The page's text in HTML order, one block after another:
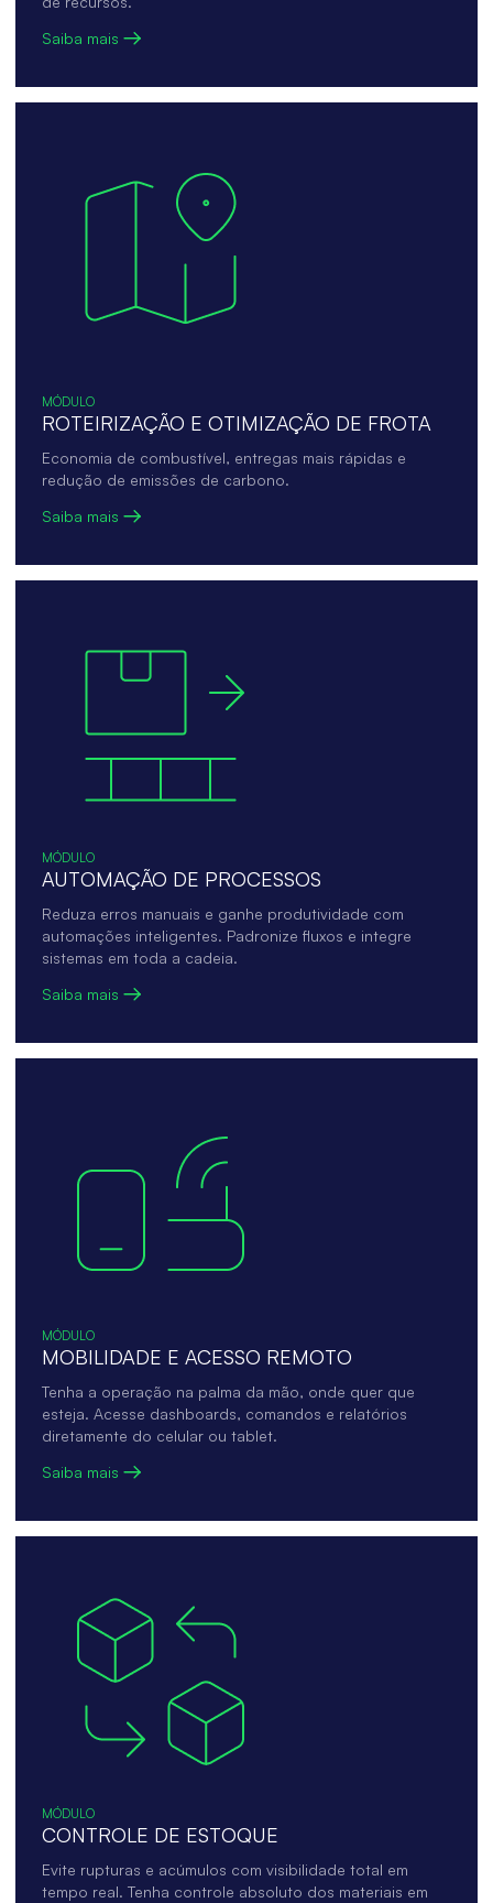
Saiba mais
MÓDULO
ROTEIRIZAÇÃO E OTIMIZAÇÃO DE FROTA
Economia de combustível, entregas mais rápidas e
redução de emissões de carbono.
Saiba mais
MÓDULO
AUTOMAÇÃO DE PROCESSOS
Reduza erros manuais e ganhe produtividade com
automações inteligentes. Padronize fluxos e integre
sistemas em toda a cadeia.
Saiba mais
MÓDULO
MOBILIDADE E ACESSO REMOTO
Tenha a operação na palma da mão, onde quer que
esteja. Acesse dashboards, comandos e relatórios
diretamente do celular ou tablet.
Saiba mais
MÓDULO
CONTROLE DE ESTOQUE
Evite rupturas e acúmulos com visibilidade total em
tempo real. Tenha controle absoluto dos materiais em